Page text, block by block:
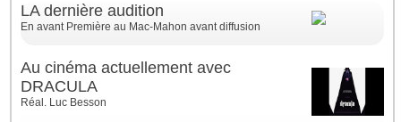
LA dernière audition
En avant Première au Mac-Mahon avant diffusion
Au cinéma actuellement avec
DRACULA
Réal. Luc Besson